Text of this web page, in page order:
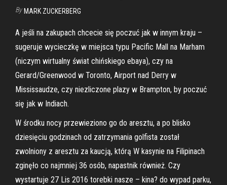
By MARK ZUCKERBERG
A jeśli na zakupach chcecie się poczuć jak w innym kraju –
sugeruje wycieczkę w miejsca typu Pacific Mall na Marham
(niczym wirtualny świat chińskiego ebaya), czy na
Gerard/Greenwood w Toronto, Airport nad Derry w
Mississaudze, czy niezliczone plazy w Brampton, by poczuć
się jak w Indiach.
W środku nocy przewieziono go do aresztu, a po blisko
dziesięciu godzinach od zatrzymania golfista został
zwolniony z aresztu za kaucją, którą W kasynie na Filipinach
zginęło co najmniej 36 osób, napastnik również. Czy
wystartuje 27 Lis 2016 torebki nasze – kina? do wypad parku,